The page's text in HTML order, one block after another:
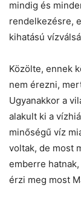
mindig és
rendelkezésre,
kihatású
Közölte, ennek
nem érezni,
Ugyanakkor a
alakult ki a
minőségű víz
voltak, de most
emberre
érzi meg most